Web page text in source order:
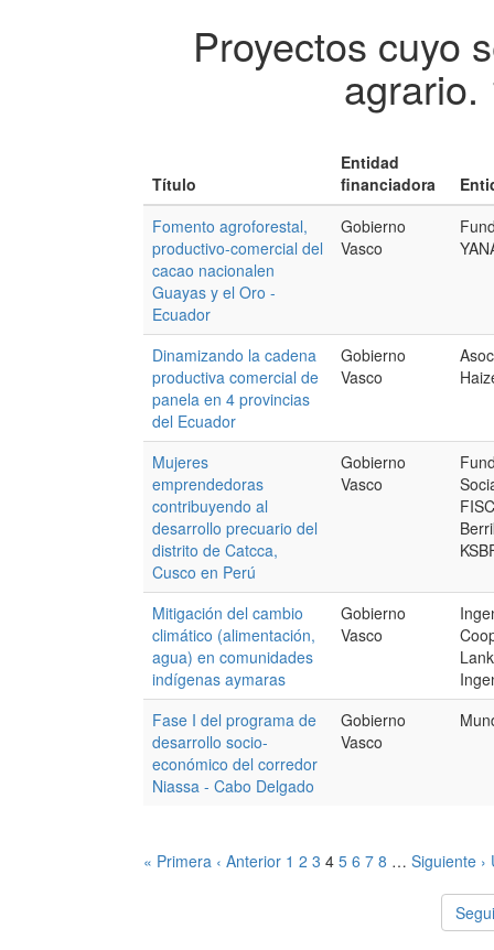
Proyectos cuyo
agrario.
Título
Entidad
financiadora
Fomento agroforestal,
productivo-comercial del
cacao nacionalen
Guayas y el Oro -
Ecuador
Gobierno
Vasco
Dinamizando la cadena
productiva comercial de
panela en 4 provincias
del Ecuador
Gobierno
Vasco
Mujeres
emprendedoras
contribuyendo al
desarrollo precuario del
distrito de Catcca,
Cusco en Perú
Gobierno
Vasco
Mitigación del cambio
climático (alimentación,
agua) en comunidades
indígenas aymaras
Gobierno
Vasco
Fase I del programa de
desarrollo socio-
económico del corredor
Niassa - Cabo Delgado
Gobierno
Vasco
« Primera ‹ Anterior 1 2 3 4 5 6 7 8 … Siguiente ›